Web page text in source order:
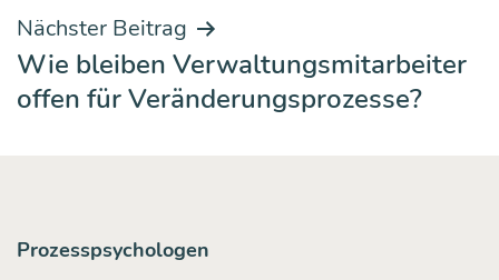
Nächster Beitrag
Wie bleiben Verwaltungsmitarbeiter
offen für Veränderungsprozesse?
Prozesspsychologen